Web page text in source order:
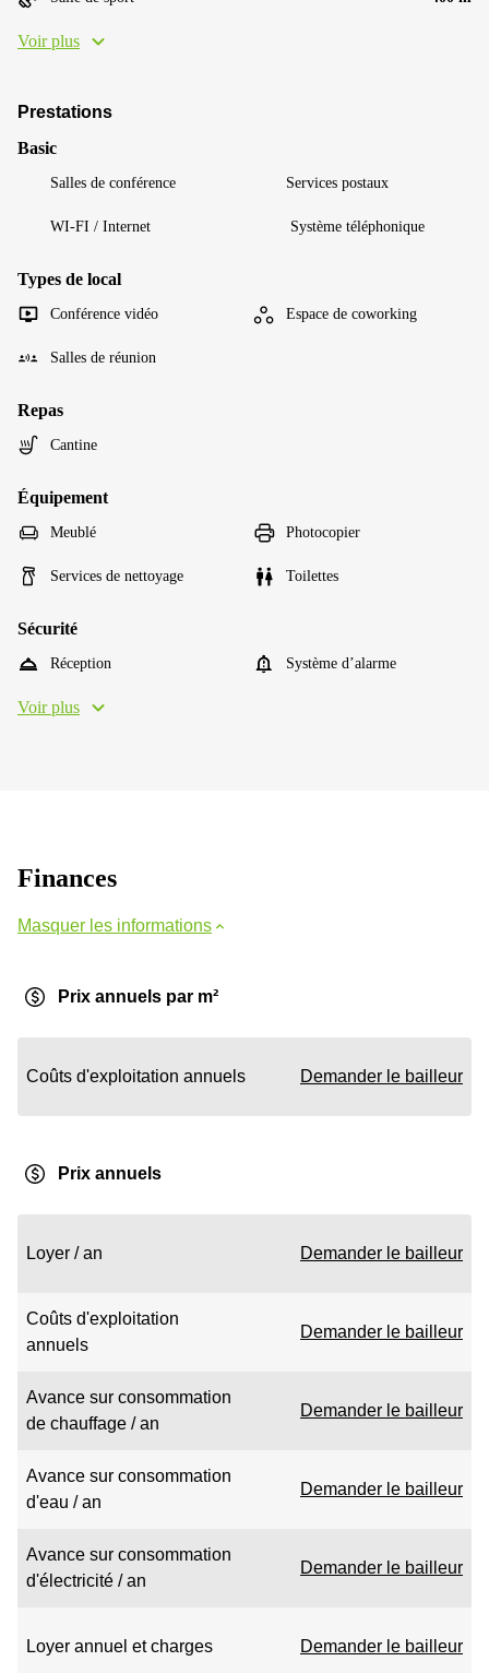
Voir plus
Prestations
Basic
Salles de conférence Services postaux
WI-FI / Internet Système téléphonique
Types de local
Conférence vidéo Espace de coworking
Salles de réunion
Repas
Cantine
Équipement
Meublé Photocopier
Services de nettoyage Toilettes
Sécurité
Réception Système d’alarme
Voir plus
Finances
Masquer les informations
Prix annuels par m²
Coûts d'exploitation annuels Demander le bailleur
Prix annuels
Loyer / an Demander le bailleur
Coûts d'exploitation
annuels
Demander le bailleur
Avance sur consommation
de chauffage / an
Demander le bailleur
Avance sur consommation
d'eau / an
Demander le bailleur
Avance sur consommation
d'électricité / an
Demander le bailleur
Loyer annuel et charges Demander le bailleur